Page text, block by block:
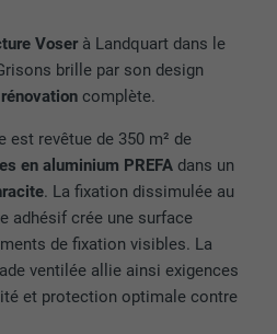
Voser à Landquart dans le
brille par son design
rénovationcomplète.
est revêtue de 350 m² de
en aluminium PREFA dans un
. La fixation dissimulée au
adhésif crée une surface
de fixation visibles. La
ventilée allie ainsi exigences
et protection optimale contre